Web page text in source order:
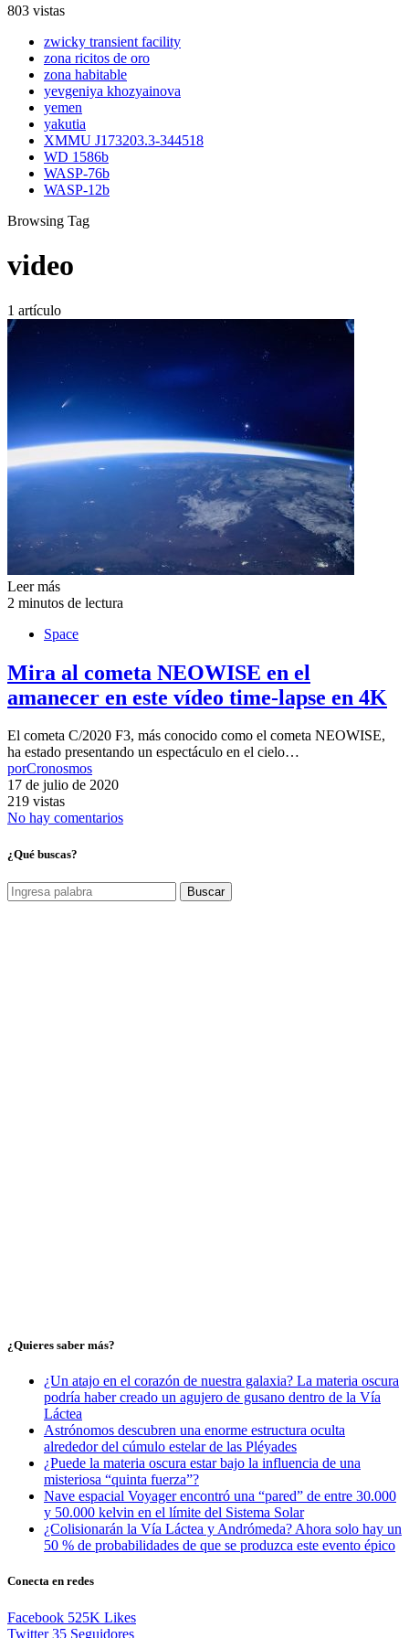
803 vistas
zwicky transient facility
zona ricitos de oro
zona habitable
yevgeniya khozyainova
yemen
yakutia
XMMU J173203.3-344518
WD 1586b
WASP-76b
WASP-12b
Browsing Tag
video
1 artículo
Leer más
2 minutos de lectura
Space
Mira al cometa NEOWISE en el
amanecer en este vídeo time-lapse en 4K
El cometa C/2020 F3, más conocido como el cometa NEOWISE,
ha estado presentando un espectáculo en el cielo…
porCronosmos
17 de julio de 2020
219 vistas
No hay comentarios
¿Qué buscas?
Buscar
¿Quieres saber más?
¿Un atajo en el corazón de nuestra galaxia? La materia oscura
podría haber creado un agujero de gusano dentro de la Vía
Láctea
Astrónomos descubren una enorme estructura oculta
alrededor del cúmulo estelar de las Pléyades
¿Puede la materia oscura estar bajo la influencia de una
misteriosa “quinta fuerza”?
Nave espacial Voyager encontró una “pared” de entre 30.000
y 50.000 kelvin en el límite del Sistema Solar
¿Colisionarán la Vía Láctea y Andrómeda? Ahora solo hay un
50 % de probabilidades de que se produzca este evento épico
Conecta en redes
Facebook 525K Likes
Twitter 35 Seguidores